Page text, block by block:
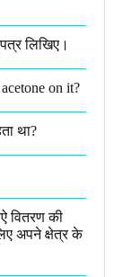
लिखिए।
on it?
था​?
वितरण की
अपने क्षेत्र के